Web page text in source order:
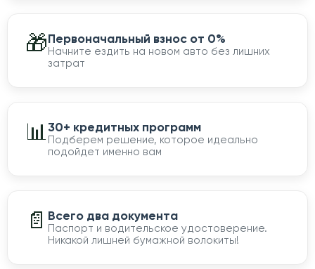
🎁Первоначальный взнос от 0%
Начните ездить на новом авто без лишних
затрат
📊30+ кредитных программ
Подберем решение, которое идеально
подойдет именно вам
📄 Всего два документа
Паспорт и водительское удостоверение.
Никакой лишней бумажной волокиты!